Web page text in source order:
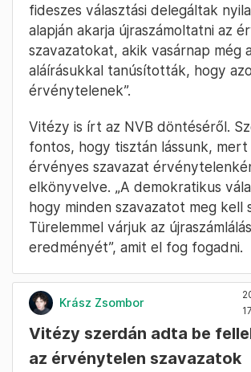
fideszes választási delegáltak
alapján akarja újraszámoltatni az
szavazatokat, akik vasárnap még
aláírásukkal tanúsították, hogy
érvénytelenek”.
Vitézy is írt az NVB döntéséről.
fontos, hogy tisztán lássunk, mert
érvényes szavazat
elkönyvelve. „A demokratikus
hogy minden szavazatot meg kell
Türelemmel várjuk az újraszámlálás
eredményét”, amit el fog fogadni.
Krász Zsombor
Vitézy szerdán adta be
az érvénytelen szavazatok